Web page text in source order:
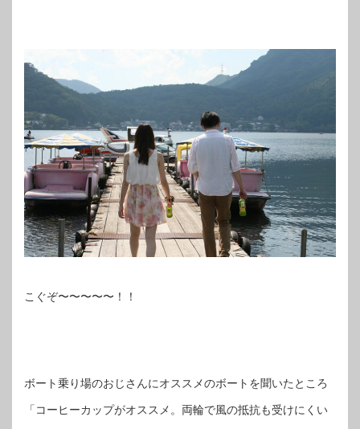
こぐぞ〜〜〜〜〜！！
ボート乗り場のおじさんにオススメのボートを聞いたところ
「コーヒーカップがオススメ。両輪で風の抵抗も受けにくい